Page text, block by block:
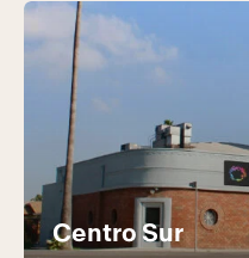
Centro Sur